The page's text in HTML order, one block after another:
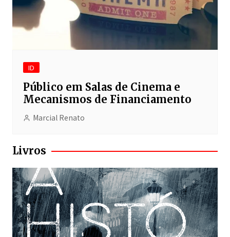
ID
Público em Salas de Cinema e
Mecanismos de Financiamento
Marcial Renato
Livros